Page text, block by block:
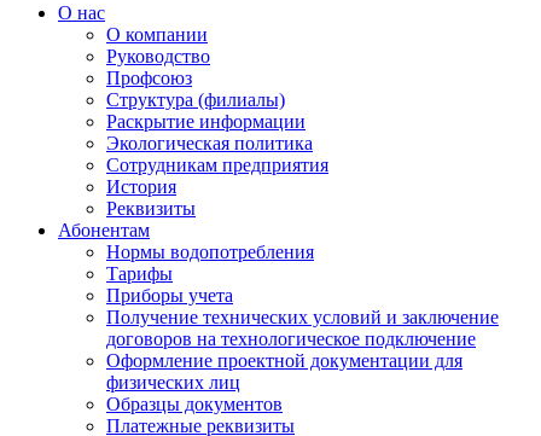
О нас
О компании
Руководство
Профсоюз
Структура (филиалы)
Раскрытие информации
Экологическая политика
Сотрудникам предприятия
История
Реквизиты
Абонентам
Нормы водопотребления
Тарифы
Приборы учета
Получение технических условий и заключение
договоров на технологическое подключение
Оформление проектной документации для
физических лиц
Образцы документов
Платежные реквизиты